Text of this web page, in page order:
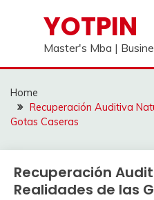
YOTPIN
Master's Mba |
Home
Recuperación Auditiva
Gotas Caseras
Recuperación
Realidades de las